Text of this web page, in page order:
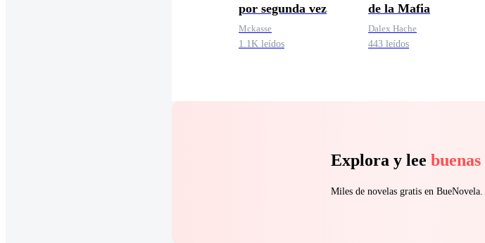
por segunda vez
Mckasse
1.1K leídos
de la Mafia
Dalex Hache
443 leídos
Explora y lee
Miles de novelas gratis en